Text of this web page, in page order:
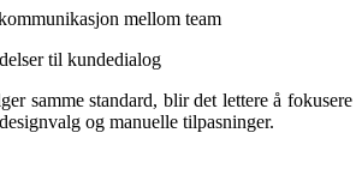
mellom team
til kundedialog
samme standard, blir det lettere å fokusere
og manuelle tilpasninger.